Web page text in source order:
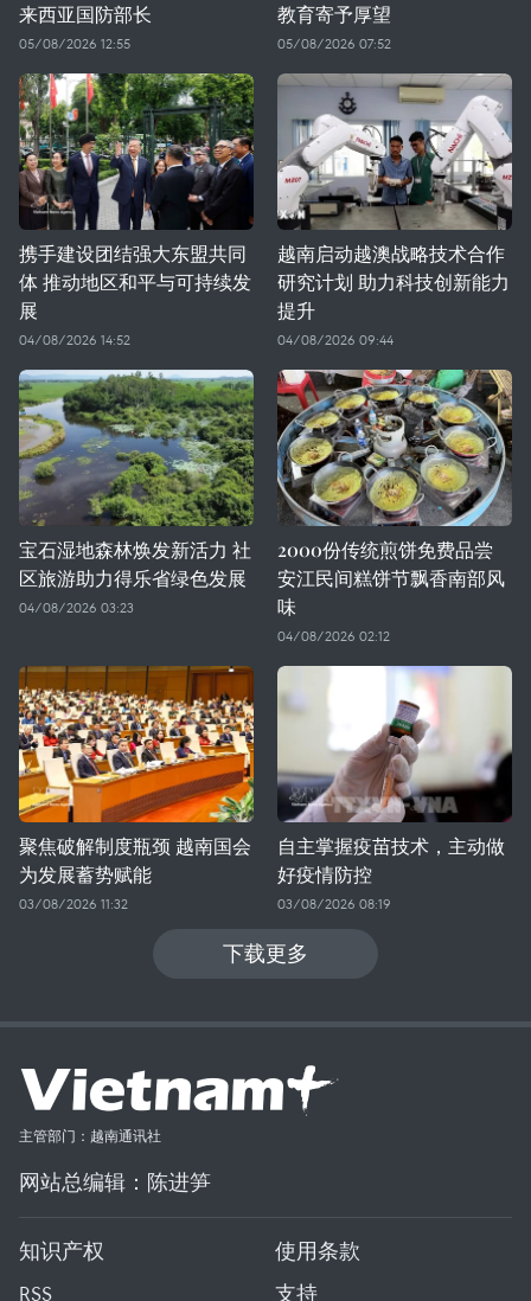
来西亚国防部长
05/08/2026 12:55
教育寄予厚望
05/08/2026 07:52
携手建设团结强大东盟共同
体 推动地区和平与可持续发
展
04/08/2026 14:52
越南启动越澳战略技术合作
研究计划 助力科技创新能力
提升
04/08/2026 09:44
宝石湿地森林焕发新活力 社
区旅游助力得乐省绿色发展
04/08/2026 03:23
2000份传统煎饼免费品尝
安江民间糕饼节飘香南部风
味
04/08/2026 02:12
聚焦破解制度瓶颈 越南国会
为发展蓄势赋能
03/08/2026 11:32
自主掌握疫苗技术，主动做
好疫情防控
03/08/2026 08:19
下载更多
主管部门：越南通讯社
网站总编辑：陈进笋
知识产权
使用条款
RSS
支持